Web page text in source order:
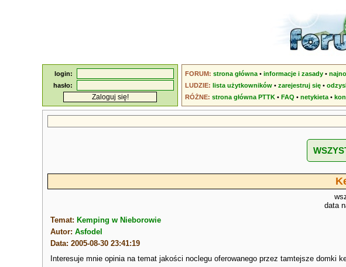
login:
hasło:
FORUM: strona główna • informacje i zasady •
LUDZIE: lista użytkowników • zarejestruj się •
RÓŻNE: strona główna PTTK • FAQ • netykieta •
data
Temat: Kemping w Nieborowie
Autor: Asfodel
Data: 2005-08-30 23:41:19
Interesuje mnie opinia na temat jakości noclegu oferowanego przez tamtejsze domki